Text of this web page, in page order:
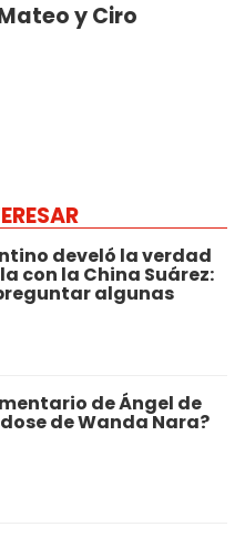
y Ciro
develó la verdad
con la China Suárez:
algunas
de Ángel de
de Wanda Nara?